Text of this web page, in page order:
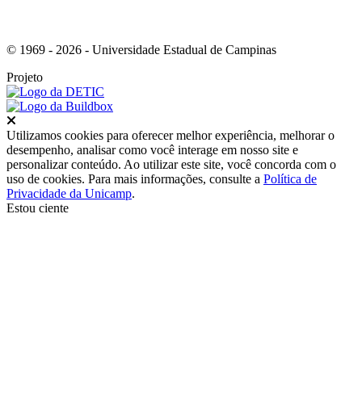
© 1969 - 2026 - Universidade Estadual de Campinas
Projeto
Utilizamos cookies para oferecer melhor experiência, melhorar o
desempenho, analisar como você interage em nosso site e
personalizar conteúdo. Ao utilizar este site, você concorda com o
uso de cookies. Para mais informações, consulte a Política de
Privacidade da Unicamp.
Estou ciente